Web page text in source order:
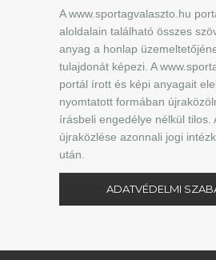
A www.sportagvalaszto.hu
aloldalain található összes
anyag a honlap
tulajdonát képezi. A
portál írott és képi anyagait
nyomtatott formában
írásbeli engedélye nélkül tilos.
újraközlése azonnali jogi
után.
ADATVÉDELMI